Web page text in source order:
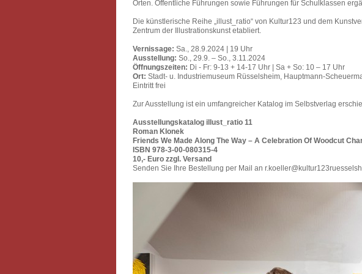
Orten. Öffentliche Führungen sowie Führungen für Schulklassen
Die künstlerische Reihe „illust_ratio“ von Kultur123 und dem
Zentrum der Illustrationskunst etabliert.
Vernissage: Sa., 28.9.2024 | 19 Uhr
Ausstellung: So., 29.9. – So., 3.11.2024
Öffnungszeiten: Di - Fr: 9-13 + 14-17 Uhr | Sa + So: 10 – 17 Uhr
Ort: Stadt- u. Industriemuseum Rüsselsheim, Hauptmann-
Eintritt frei
Zur Ausstellung ist ein umfangreicher Katalog im Selbstverlag
Ausstellungskatalog illust_ratio 11
Roman Klonek
Friends We Made Along The Way – A Celebration Of Woodcut
ISBN 978-3-00-080315-4
10,- Euro zzgl. Versand
Senden Sie Ihre Bestellung per Mail an